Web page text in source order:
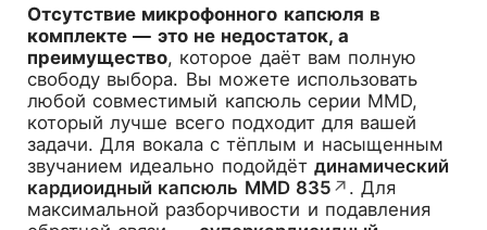
Отсутствие микрофонного капсюля в
комплекте — это не недостаток, а
преимущество, которое даёт вам полную
свободу выбора. Вы можете использовать
любой совместимый капсюль серии MMD,
который лучше всего подходит для вашей
задачи. Для вокала с тёплым и насыщенным
звучанием идеально подойдёт динамический
кардиоидный капсюль MMD 835 ↗ . Для
максимальной разборчивости и подавления